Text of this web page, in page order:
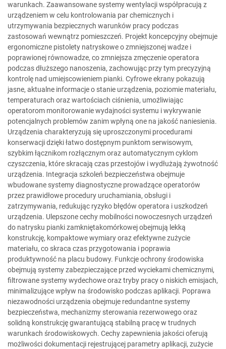
warunkach. Zaawansowane systemy wentylacji współpracują z
urządzeniem w celu kontrolowania par chemicznych i
utrzymywania bezpiecznych warunków pracy podczas
zastosowań wewnątrz pomieszczeń. Projekt koncepcyjny obejmuje
ergonomiczne pistolety natryskowe o zmniejszonej wadze i
poprawionej równowadze, co zmniejsza zmęczenie operatora
podczas dłuższego nanoszenia, zachowując przy tym precyzyjną
kontrolę nad umiejscowieniem pianki. Cyfrowe ekrany pokazują
jasne, aktualne informacje o stanie urządzenia, poziomie materiału,
temperaturach oraz wartościach ciśnienia, umożliwiając
operatorom monitorowanie wydajności systemu i wykrywanie
potencjalnych problemów zanim wpłyną one na jakość naniesienia.
Urządzenia charakteryzują się uproszczonymi procedurami
konserwacji dzięki łatwo dostępnym punktom serwisowym,
szybkim łącznikom rozłącznym oraz automatycznym cyklom
czyszczenia, które skracają czas przestojów i wydłużają żywotność
urządzenia. Integracja szkoleń bezpieczeństwa obejmuje
wbudowane systemy diagnostyczne prowadzące operatorów
przez prawidłowe procedury uruchamiania, obsługi i
zatrzymywania, redukując ryzyko błędów operatora i uszkodzeń
urządzenia. Ulepszone cechy mobilności nowoczesnych urządzeń
do natrysku pianki zamkniętakomórkowej obejmują lekką
konstrukcję, kompaktowe wymiary oraz efektywne zużycie
materiału, co skraca czas przygotowania i poprawia
produktywność na placu budowy. Funkcje ochrony środowiska
obejmują systemy zabezpieczające przed wyciekami chemicznymi,
filtrowane systemy wydechowe oraz tryby pracy o niskich emisjach,
minimalizujące wpływ na środowisko podczas aplikacji. Poprawa
niezawodności urządzenia obejmuje redundantne systemy
bezpieczeństwa, mechanizmy sterowania rezerwowego oraz
solidną konstrukcję gwarantującą stabilną pracę w trudnych
warunkach środowiskowych. Cechy zapewnienia jakości oferują
możliwości dokumentacji rejestrującej parametry aplikacji, zużycie